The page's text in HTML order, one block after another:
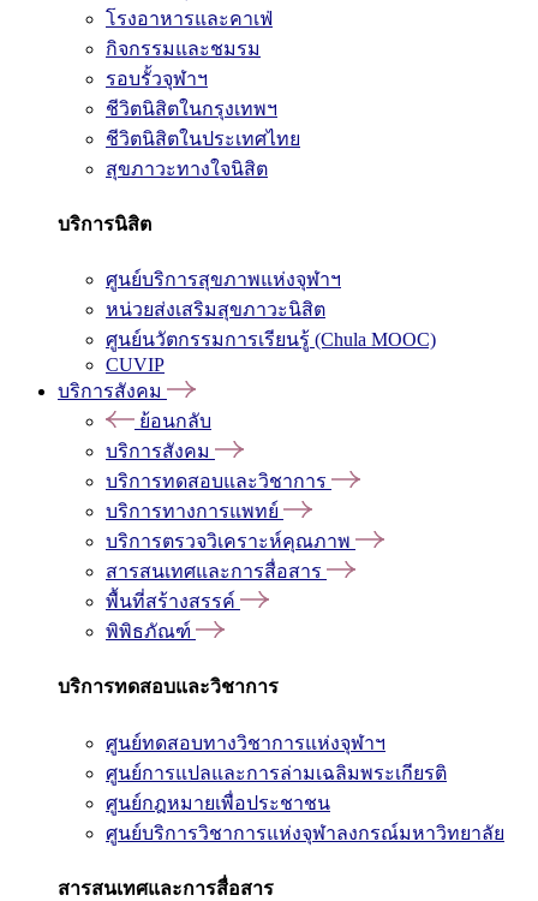
โรงอาหารและคาเฟ่
กิจกรรมและชมรม
รอบรั้วจุฬาฯ
ชีวิตนิสิตในกรุงเทพฯ
ชีวิตนิสิตในประเทศไทย
สุขภาวะทางใจนิสิต
บริการนิสิต
ศูนย์บริการสุขภาพแห่งจุฬาฯ
หน่วยส่งเสริมสุขภาวะนิสิต
ศูนย์นวัตกรรมการเรียนรู้ (Chula MOOC)
CUVIP
บริการสังคม
ย้อนกลับ
บริการสังคม
บริการทดสอบและวิชาการ
บริการทางการแพทย์
บริการตรวจวิเคราะห์คุณภาพ
สารสนเทศและการสื่อสาร
พื้นที่สร้างสรรค์
พิพิธภัณฑ์
บริการทดสอบและวิชาการ
ศูนย์ทดสอบทางวิชาการแห่งจุฬาฯ
ศูนย์การแปลและการล่ามเฉลิมพระเกียรติ
ศูนย์กฎหมายเพื่อประชาชน
ศูนย์บริการวิชาการแห่งจุฬาลงกรณ์มหาวิทยาลัย
สารสนเทศและการสื่อสาร